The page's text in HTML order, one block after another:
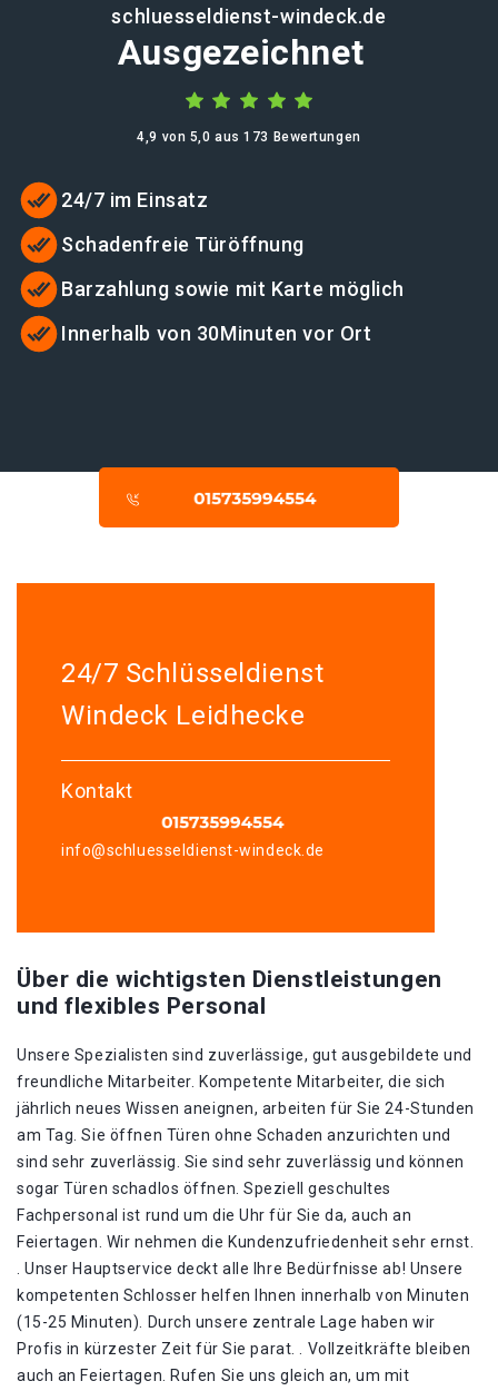
schluesseldienst-windeck.de
Ausgezeichnet
4,9 von 5,0 aus 173 Bewertungen
24/7 im Einsatz
Schadenfreie Türöffnung
Barzahlung sowie mit Karte möglich
Innerhalb von 30Minuten vor Ort
24/7 Schlüsseldienst
Windeck Leidhecke
Kontakt
info@schluesseldienst-windeck.de
Über die wichtigsten Dienstleistungen
und flexibles Personal
Unsere Spezialisten sind zuverlässige, gut ausgebildete und
freundliche Mitarbeiter. Kompetente Mitarbeiter, die sich
jährlich neues Wissen aneignen, arbeiten für Sie 24-Stunden
am Tag. Sie öffnen Türen ohne Schaden anzurichten und
sind sehr zuverlässig. Sie sind sehr zuverlässig und können
sogar Türen schadlos öffnen. Speziell geschultes
Fachpersonal ist rund um die Uhr für Sie da, auch an
Feiertagen. Wir nehmen die Kundenzufriedenheit sehr ernst.
. Unser Hauptservice deckt alle Ihre Bedürfnisse ab! Unsere
kompetenten Schlosser helfen Ihnen innerhalb von Minuten
(15-25 Minuten). Durch unsere zentrale Lage haben wir
Profis in kürzester Zeit für Sie parat. . Vollzeitkräfte bleiben
auch an Feiertagen. Rufen Sie uns gleich an, um mit